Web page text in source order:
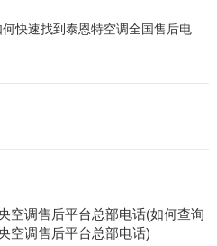
快速找到泰恩特空调全国售后电
空调售后平台总部电话(如何查询
空调售后平台总部电话)